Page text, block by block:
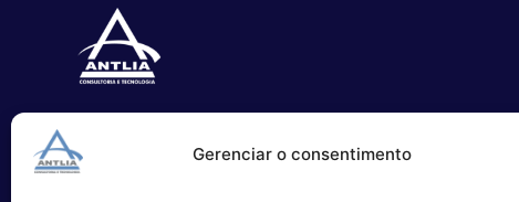
Gerenciar o consentimento
de softwares e serviços de TI.